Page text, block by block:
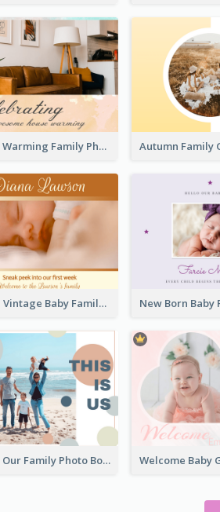
House Warming Family Photo Book
Brown Vintage Baby Family Photo Book
This Is Our Family Photo Book